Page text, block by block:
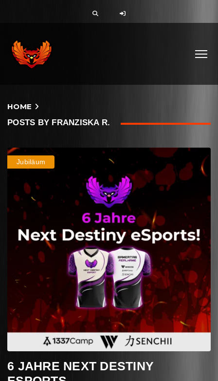
HOME
POSTS BY FRANZISKA R.
Jubiläum
6 JAHRE NEXT DESTINY